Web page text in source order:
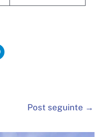
Post seguinte →